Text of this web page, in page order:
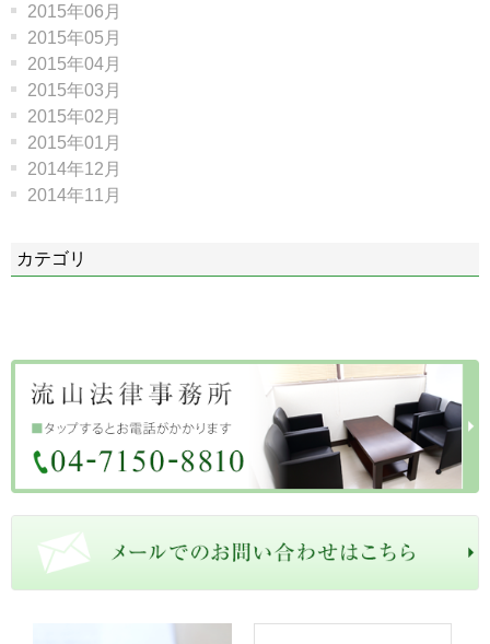
2015年06月
2015年05月
2015年04月
2015年03月
2015年02月
2015年01月
2014年12月
2014年11月
カテゴリ